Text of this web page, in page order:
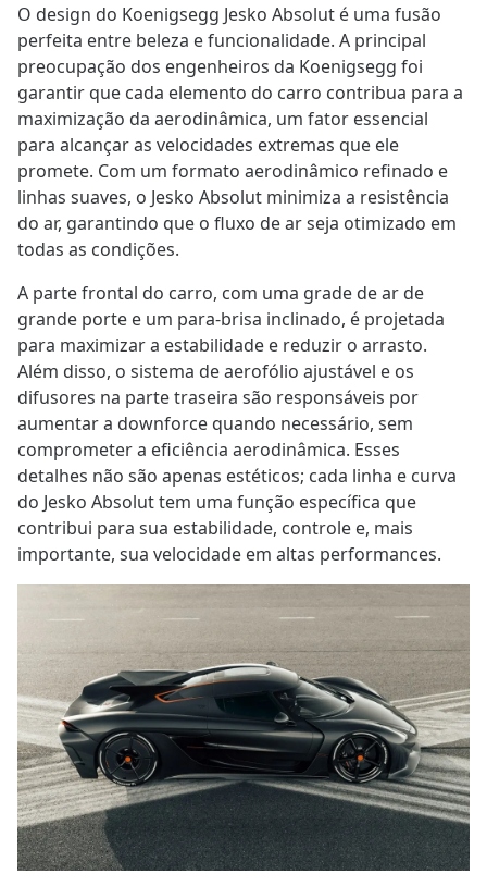
O design do Koenigsegg Jesko Absolut é uma fusão
perfeita entre beleza e funcionalidade. A principal
preocupação dos engenheiros da Koenigsegg foi
garantir que cada elemento do carro contribua para a
maximização da aerodinâmica, um fator essencial
para alcançar as velocidades extremas que ele
promete. Com um formato aerodinâmico refinado e
linhas suaves, o Jesko Absolut minimiza a resistência
do ar, garantindo que o fluxo de ar seja otimizado em
todas as condições.
A parte frontal do carro, com uma grade de ar de
grande porte e um para-brisa inclinado, é projetada
para maximizar a estabilidade e reduzir o arrasto.
Além disso, o sistema de aerofólio ajustável e os
difusores na parte traseira são responsáveis por
aumentar a downforce quando necessário, sem
comprometer a eficiência aerodinâmica. Esses
detalhes não são apenas estéticos; cada linha e curva
do Jesko Absolut tem uma função específica que
contribui para sua estabilidade, controle e, mais
importante, sua velocidade em altas performances.